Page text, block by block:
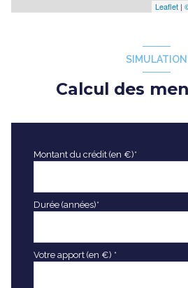
Leaflet |
SIMULATION
Calcul des
Montant du crédit (en €)*
Durée (années)*
Votre apport (en €) *